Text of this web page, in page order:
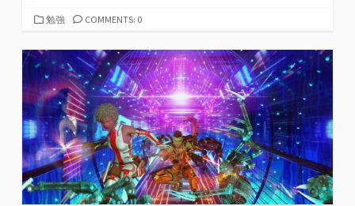
カ
ゴ
リ
ー
勉強 COMMENTS: 0